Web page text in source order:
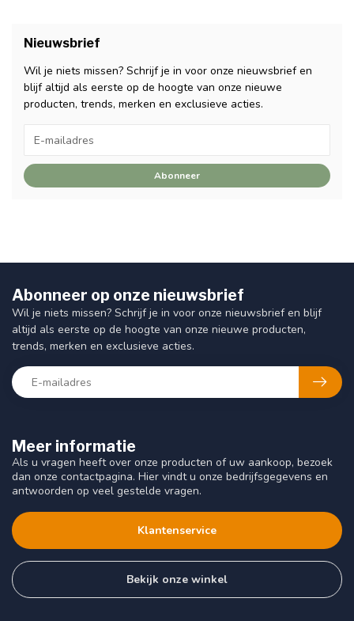
Nieuwsbrief
Wil je niets missen? Schrijf je in voor onze nieuwsbrief en
blijf altijd als eerste op de hoogte van onze nieuwe
producten, trends, merken en exclusieve acties.
Abonneer
Meer informatie
Als u vragen heeft over onze producten of uw aankoop, bezoek
dan onze contactpagina. Hier vindt u onze bedrijfsgegevens en
antwoorden op veel gestelde vragen.
Klantenservice
Bekijk onze winkel
Abonneer op onze nieuwsbrief
Wil je niets missen? Schrijf je in voor onze nieuwsbrief en blijf
altijd als eerste op de hoogte van onze nieuwe producten,
trends, merken en exclusieve acties.